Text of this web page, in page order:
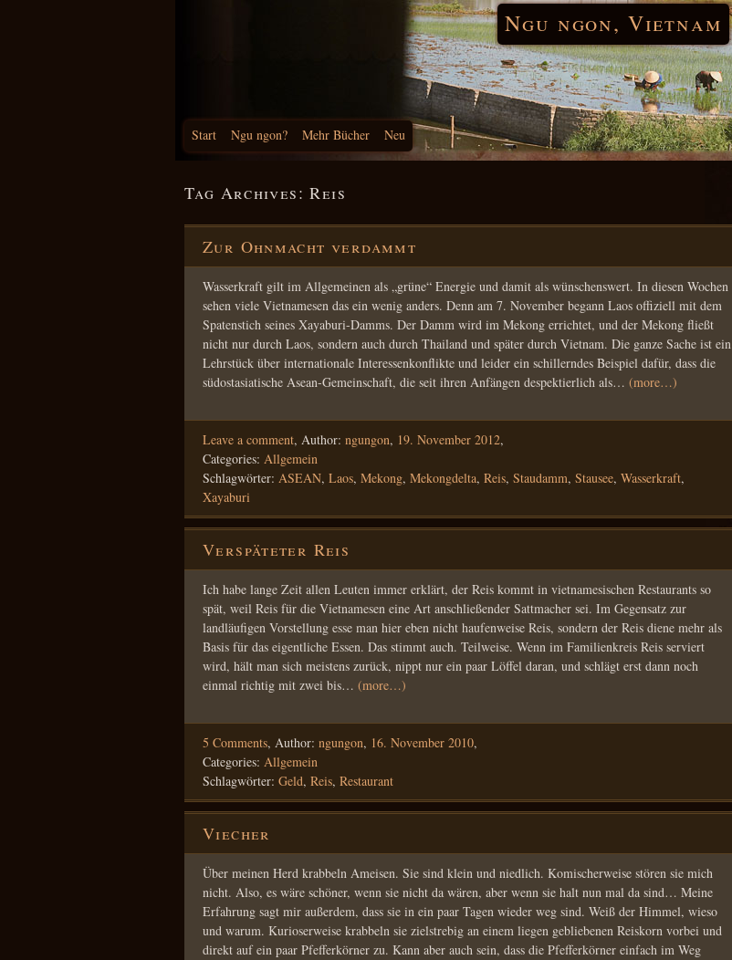
Ngu ngon, Vietnam
Start Ngu ngon? Mehr Bücher Neu
Tag Archives:Reis
Zur Ohnmacht verdammt
Wasserkraft gilt im Allgemeinen als „grüne“ Energie und damit als wünschenswert. In diesen Wochen
sehen viele Vietnamesen das ein wenig anders. Denn am 7. November begann Laos offiziell mit dem
Spatenstich seines Xayaburi-Damms. Der Damm wird im Mekong errichtet, und der Mekong fließt
nicht nur durch Laos, sondern auch durch Thailand und später durch Vietnam. Die ganze Sache ist ein
Lehrstück über internationale Interessenkonflikte und leider ein schillerndes Beispiel dafür, dass die
südostasiatische Asean-Gemeinschaft, die seit ihren Anfängen despektierlich als… (more…)
Leave a comment, Author: ngungon, 19. November 2012,
Categories: Allgemein
Schlagwörter: ASEAN, Laos, Mekong, Mekongdelta, Reis, Staudamm, Stausee, Wasserkraft,
Xayaburi
Verspäteter Reis
Ich habe lange Zeit allen Leuten immer erklärt, der Reis kommt in vietnamesischen Restaurants so
spät, weil Reis für die Vietnamesen eine Art anschließender Sattmacher sei. Im Gegensatz zur
landläufigen Vorstellung esse man hier eben nicht haufenweise Reis, sondern der Reis diene mehr als
Basis für das eigentliche Essen. Das stimmt auch. Teilweise. Wenn im Familienkreis Reis serviert
wird, hält man sich meistens zurück, nippt nur ein paar Löffel daran, und schlägt erst dann noch
einmal richtig mit zwei bis… (more…)
5 Comments, Author: ngungon, 16. November 2010,
Categories: Allgemein
Schlagwörter: Geld, Reis, Restaurant
Viecher
Über meinen Herd krabbeln Ameisen. Sie sind klein und niedlich. Komischerweise stören sie mich
nicht. Also, es wäre schöner, wenn sie nicht da wären, aber wenn sie halt nun mal da sind… Meine
Erfahrung sagt mir außerdem, dass sie in ein paar Tagen wieder weg sind. Weiß der Himmel, wieso
und warum. Kurioserweise krabbeln sie zielstrebig an einem liegen gebliebenen Reiskorn vorbei und
direkt auf ein paar Pfefferkörner zu. Kann aber auch sein, dass die Pfefferkörner einfach im Weg